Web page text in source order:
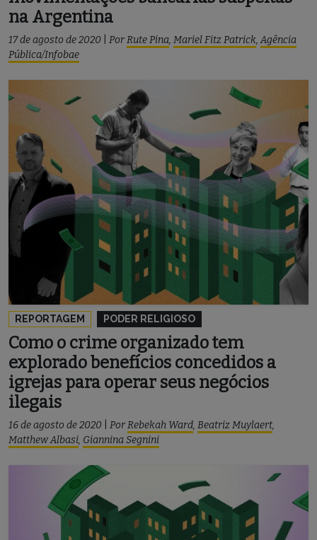
na Argentina
17 de agosto de 2020 PorRute Pina, Mariel Fitz Patrick,Agência
Pública/Infobae
REPORTAGEM PODER RELIGIOSO
Como o crime organizado tem
explorado benefícios concedidos a
igrejas para operar seus negócios
ilegais
16 de agosto de 2020 PorRebekah Ward, Beatriz Muylaert,
Matthew Albasi, Giannina Segnini